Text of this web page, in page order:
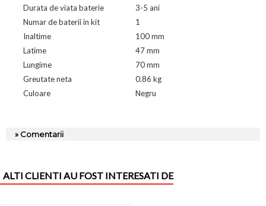
Durata de viata baterie
3-5 ani
Numar de baterii in kit
1
Inaltime
100 mm
Latime
47 mm
Lungime
70 mm
Greutate neta
0.86 kg
Culoare
Negru
» Comentarii
ALTI CLIENTI AU FOST INTERESATI DE